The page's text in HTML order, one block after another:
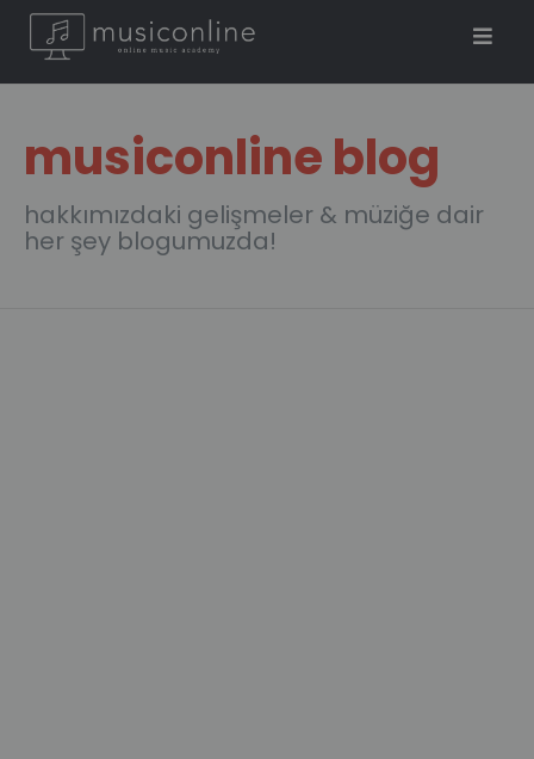
musiconline blog
hakkımızdaki gelişmeler & müziğe dair
her şey blogumuzda!